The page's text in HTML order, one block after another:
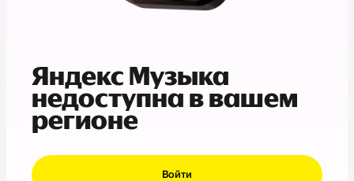
Яндекс Музыка
недоступна в вашем
регионе
Войти